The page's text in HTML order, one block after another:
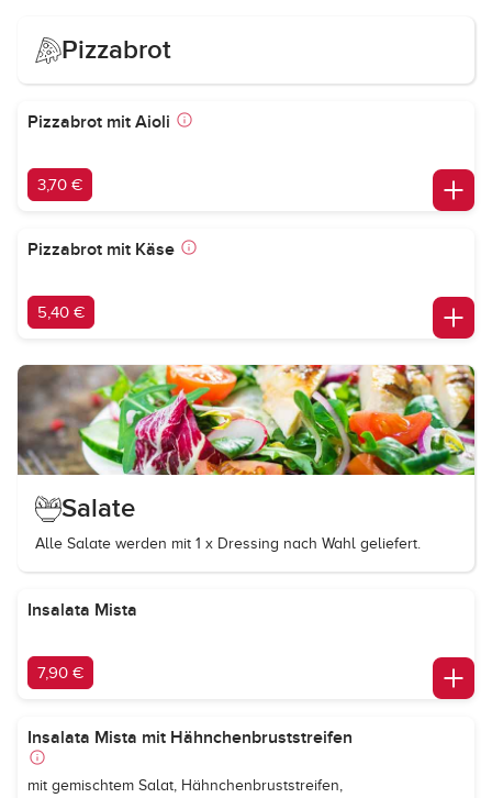
Pizzabrot
Pizzabrot mit Aioli
3,70 €
Pizzabrot mit Käse
5,40 €
Salate
Alle Salate werden mit 1 x Dressing nach Wahl geliefert.
Insalata Mista
7,90 €
Insalata Mista mit Hähnchenbruststreifen
mit gemischtem Salat, Hähnchenbruststreifen,